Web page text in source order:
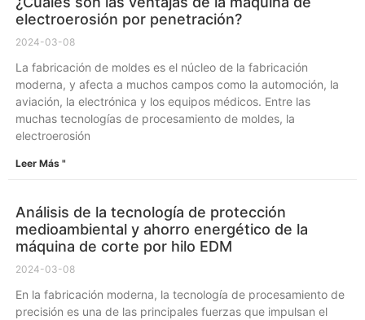
electroerosión por penetración?
2024-03-08
La fabricación de moldes es el núcleo de la fabricación
moderna, y afecta a muchos campos como la automoción, la
aviación, la electrónica y los equipos médicos. Entre las
muchas tecnologías de procesamiento de moldes, la
electroerosión
Leer Más "
Análisis de la tecnología de protección
medioambiental y ahorro energético de la
máquina de corte por hilo EDM
2024-03-08
En la fabricación moderna, la tecnología de procesamiento de
precisión es una de las principales fuerzas que impulsan el